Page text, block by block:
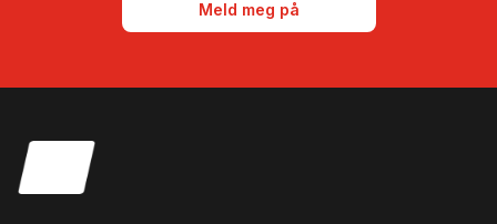
Meld meg på